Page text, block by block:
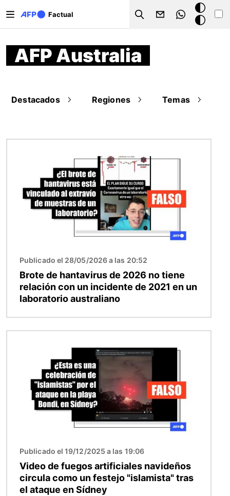
Factual
Search
Modo
oscuro
AFP Australia
Destacados Regiones Temas
Publicado el 28/05/2026 a las 20:52
Brote de hantavirus de 2026 no tiene
relación con un incidente de 2021 en un
laboratorio australiano
Publicado el 19/12/2025 a las 19:06
Video de fuegos artificiales navideños
circula como un festejo "islamista" tras
el ataque en Sídney